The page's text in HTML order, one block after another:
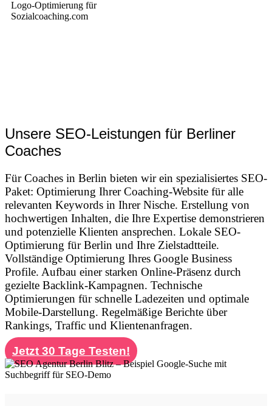
Unsere SEO-Leistungen für Berliner
Coaches
Für Coaches in Berlin bieten wir ein spezialisiertes SEO-
Paket: Optimierung Ihrer Coaching-Website für alle
relevanten Keywords in Ihrer Nische. Erstellung von
hochwertigen Inhalten, die Ihre Expertise demonstrieren
und potenzielle Klienten ansprechen. Lokale SEO-
Optimierung für Berlin und Ihre Zielstadtteile.
Vollständige Optimierung Ihres Google Business
Profile. Aufbau einer starken Online-Präsenz durch
gezielte Backlink-Kampagnen. Technische
Optimierungen für schnelle Ladezeiten und optimale
Mobile-Darstellung. Regelmäßige Berichte über
Rankings, Traffic und Klientenanfragen.
Jetzt 30 Tage Testen!